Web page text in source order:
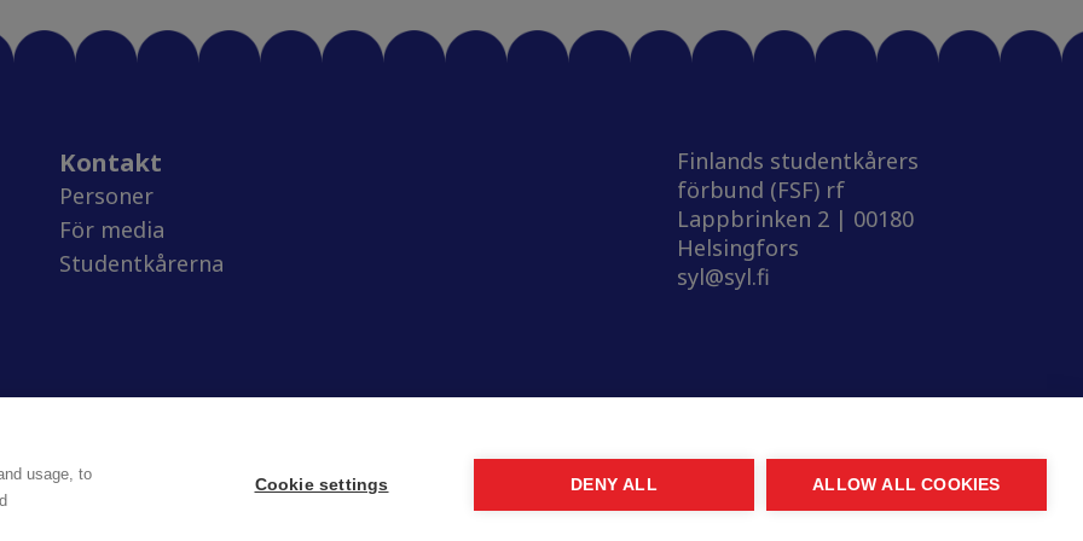
usage, to
Cookie settings DENY ALL ALLOW ALL COOKIES
Kontakt
Personer
För media
Studentkårerna
Finlands studentkårers
förbund (FSF) rf
Lappbrinken 2 | 00180
Helsingfors
syl@syl.fi